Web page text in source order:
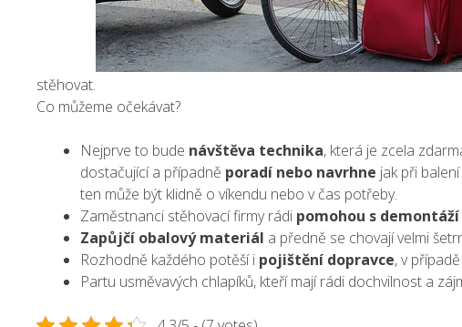
stěhovat.
Co můžeme očekávat?
Nejprve to bude návštěva technika, která je zcela
dostačující a případně poradí nebo navrhne jak při
ten může být klidně o víkendu nebo v čas potřeby.
Zaměstnanci stěhovací firmy rádi pomohou s
Zapůjčí obalový materiál a předně se chovají velmi
Rozhodně každého potěší i pojištění dopravce, v
Partu usměvavých chlapíků, kteří mají rádi dochvilnost a